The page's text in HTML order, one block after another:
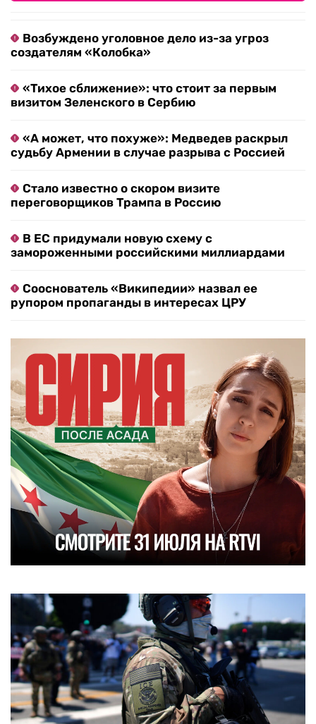
Возбуждено уголовное дело из-за угроз
создателям «Колобка»
«Тихое сближение»: что стоит за первым
визитом Зеленского в Сербию
«А может, что похуже»: Медведев раскрыл
судьбу Армении в случае разрыва с Россией
Стало известно о скором визите
переговорщиков Трампа в Россию
В ЕС придумали новую схему с
замороженными российскими миллиардами
Сооснователь «Википедии» назвал ее
рупором пропаганды в интересах ЦРУ